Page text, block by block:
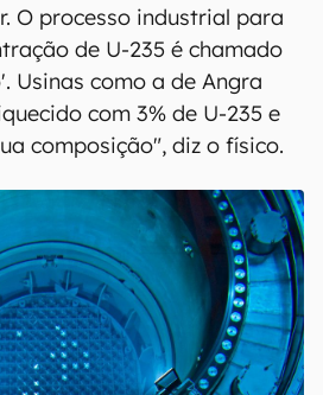
O processo industrial para
de U-235 é chamado
Usinas como a de Angra
com 3% de U-235 e
composição", diz o físico.